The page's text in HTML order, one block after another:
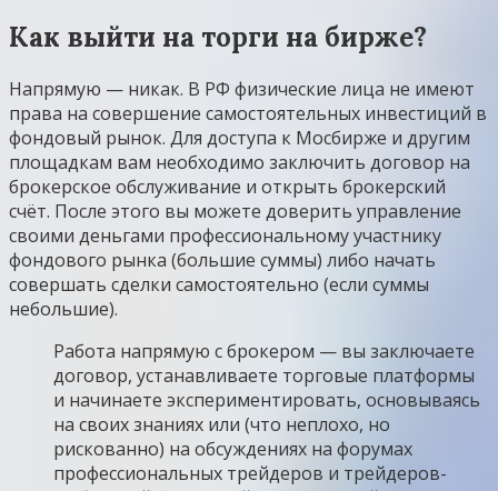
Как выйти на торги на бирже?
Напрямую — никак. В РФ физические лица не имеют
права на совершение самостоятельных инвестиций в
фондовый рынок. Для доступа к Мосбирже и другим
площадкам вам необходимо заключить договор на
брокерское обслуживание и открыть брокерский
счёт. После этого вы можете доверить управление
своими деньгами профессиональному участнику
фондового рынка (большие суммы) либо начать
совершать сделки самостоятельно (если суммы
небольшие).
Работа напрямую с брокером — вы заключаете
договор, устанавливаете торговые платформы
и начинаете экспериментировать, основываясь
на своих знаниях или (что неплохо, но
рискованно) на обсуждениях на форумах
профессиональных трейдеров и трейдеров-